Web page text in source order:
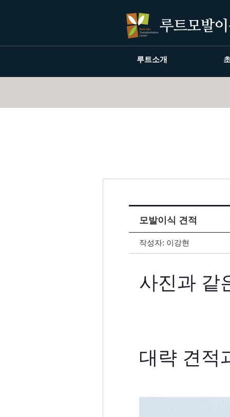
루트소개
모발이식 견적
작성자: 이강현
사진과 같
대략 견적